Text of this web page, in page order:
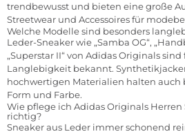
trendbewusst und bieten eine große
Streetwear und Accessoires für
Welche Modelle sind besonders
Leder-Sneaker wie „Samba OG“,
„Superstar II“ von Adidas Originals
Langlebigkeit bekannt.
hochwertigen Materialien halten auch
Form und Farbe.
Wie pflege ich Adidas Originals Herren
richtig?
Sneaker aus Leder immer schonend